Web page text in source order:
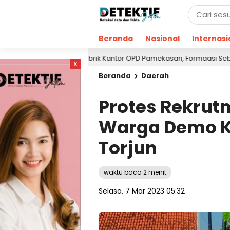
Beranda Nasional
x
abrik Kantor OPD Pamekasan, Formaasi Sebut Kejari Pamekasan
Beranda
Daerah
Protes
Warga Demo
Torjun
waktu baca 2 menit
Selasa, 7 Mar 2023 05:32